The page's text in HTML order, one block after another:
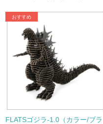
FLATSゴジラ-1.0（カラー/ブラ